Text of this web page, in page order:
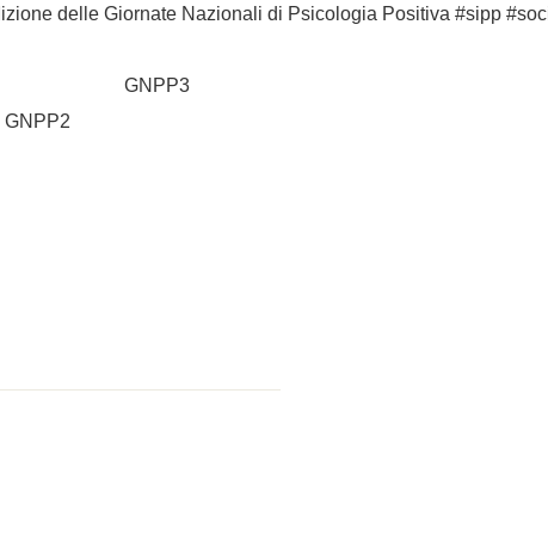
delle Giornate Nazionali di Psicologia Positiva #sipp